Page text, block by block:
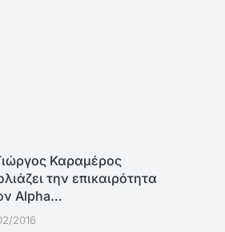
Καραμέρος
την επικαιρότητα
Alpha…
2016